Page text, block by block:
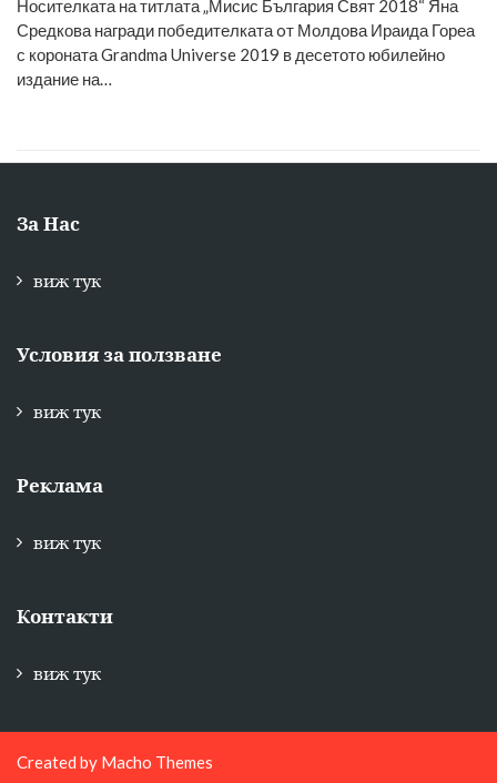
Носителката на титлата „Мисис България Свят 2018“ Яна
Средкова награди победителката oт Молдова Ираида Гореа
с короната Grandma Universe 2019 в десетото юбилейно
издание на…
За Нас
виж тук
Условия за ползване
виж тук
Реклама
виж тук
Контакти
виж тук
Created by Macho Themes